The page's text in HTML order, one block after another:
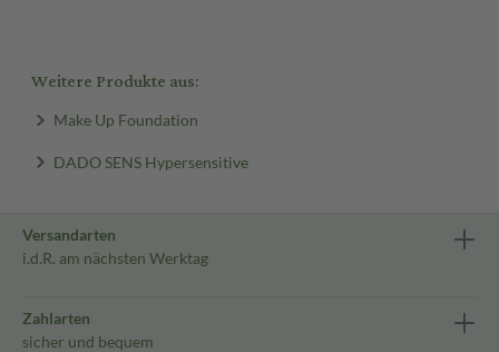
Weitere Produkte aus:
Make Up Foundation
DADO SENS Hypersensitive
Versandarten
i.d.R. am nächsten Werktag
Zahlarten
sicher und bequem